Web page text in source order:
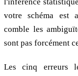
votre schéma est
comble les
sont pas forcément
Les cinq erreurs